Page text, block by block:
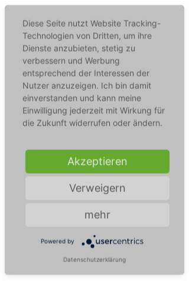
Diese Seite nutzt Website Tracking-
Technologien von Dritten, um ihre
Dienste anzubieten, stetig zu
verbessern und Werbung
entsprechend der Interessen der
Nutzer anzuzeigen. Ich bin damit
einverstanden und kann meine
Einwilligung jederzeit mit Wirkung für
die Zukunft widerrufen oder ändern.
Akzeptieren
Verweigern
mehr
Powered by
Datenschutzerklärung